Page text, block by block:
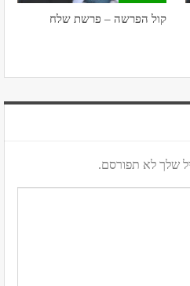
קול הפרשה – פרשת שלח
שלך לא תפורסם.